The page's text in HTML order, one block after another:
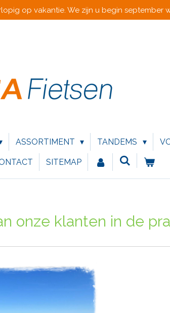
op vakantie. We zijn u begin september
ASSORTIMENT TANDEMS
SITEMAP
onze klanten in de